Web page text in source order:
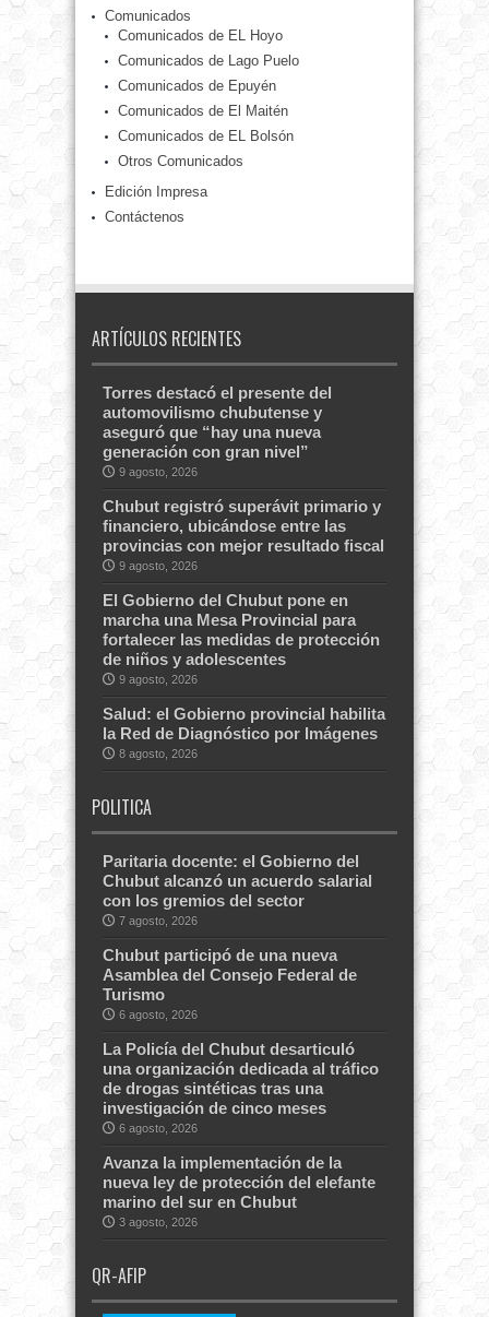
Comunicados
Comunicados de EL Hoyo
Comunicados de Lago Puelo
Comunicados de Epuyén
Comunicados de El Maitén
Comunicados de EL Bolsón
Otros Comunicados
Edición Impresa
Contáctenos
ARTÍCULOS RECIENTES
Torres destacó el presente del
automovilismo chubutense y
aseguró que “hay una nueva
generación con gran nivel”
9 agosto, 2026
Chubut registró superávit primario y
financiero, ubicándose entre las
provincias con mejor resultado fiscal
9 agosto, 2026
El Gobierno del Chubut pone en
marcha una Mesa Provincial para
fortalecer las medidas de protección
de niños y adolescentes
9 agosto, 2026
Salud: el Gobierno provincial habilita
la Red de Diagnóstico por Imágenes
8 agosto, 2026
POLITICA
Paritaria docente: el Gobierno del
Chubut alcanzó un acuerdo salarial
con los gremios del sector
7 agosto, 2026
Chubut participó de una nueva
Asamblea del Consejo Federal de
Turismo
6 agosto, 2026
La Policía del Chubut desarticuló
una organización dedicada al tráfico
de drogas sintéticas tras una
investigación de cinco meses
6 agosto, 2026
Avanza la implementación de la
nueva ley de protección del elefante
marino del sur en Chubut
3 agosto, 2026
QR-AFIP